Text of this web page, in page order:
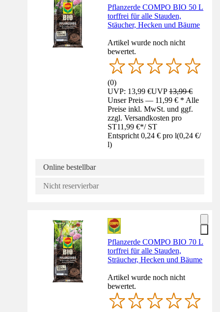
Pflanzerde COMPO BIO 50 L
torffrei für alle Stauden,
Stäucher, Hecken und Bäume
Artikel wurde noch nicht
bewertet.
(0)
UVP: 13,99 €UVP13,99 €
Unser Preis — 11,99 € * Alle
Preise inkl. MwSt. und ggf.
zzgl. Versandkosten pro
ST11,99 €*/ ST
Entspricht 0,24 € pro l(0,24 €/
l)
Online bestellbar
Nicht reservierbar
Pflanzerde COMPO BIO 70 L
torffrei für alle Stauden,
Sträucher, Hecken und Bäume
Artikel wurde noch nicht
bewertet.